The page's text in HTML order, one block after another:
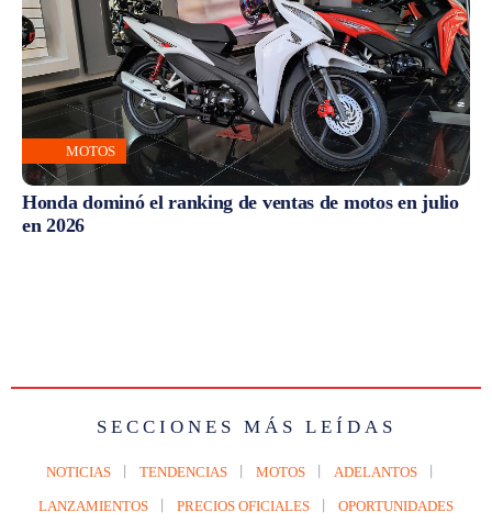
MOTOS
Honda dominó el ranking de ventas de motos en julio
en 2026
SECCIONES MÁS LEÍDAS
NOTICIAS TENDENCIAS MOTOS ADELANTOS
LANZAMIENTOS PRECIOS OFICIALES OPORTUNIDADES